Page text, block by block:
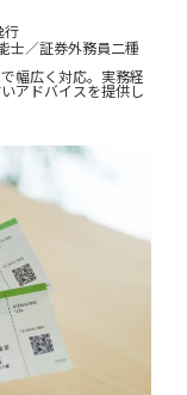
行
士／証券外務員二種
幅広く対応。実務経
アドバイスを提供し